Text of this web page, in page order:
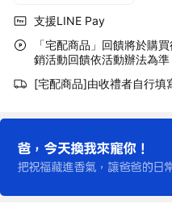
支援LINE Pay
「宅配商品」回饋將於購
銷活動回饋依活動辦法為準
[宅配商品]由收禮者自行填